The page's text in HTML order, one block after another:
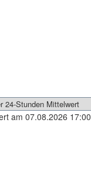
am 07.08.2026 17:00